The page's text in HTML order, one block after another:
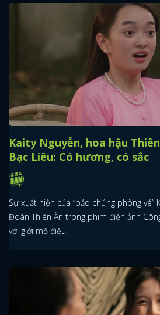
Kaity Nguyễn, hoa hậu
Bạc Liêu: Có hương, có sắc
Sự xuất hiện của “bảo chứng phòng vé”
Đoàn Thiên Ân trong phim điện ảnh
với giới mộ điệu.